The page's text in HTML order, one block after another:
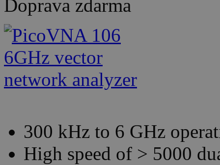
Doprava zdarma
300 kHz to 6 GHz
High speed of > 5000